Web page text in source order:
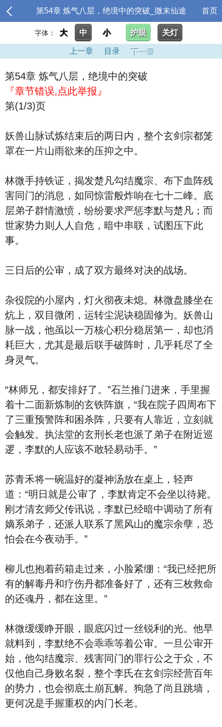
第54章 炼气八层，绝境中的突破_微末仙途 首页
字体： 大 中 小 护眼 关灯
上一章 目录 下一章
第54章 炼气八层，绝境中的突破
『章节错误,点此举报』
第(1/3)页
妖兽山脉试炼结束后的两日内，整个玄剑宗都笼
罩在一片山雨欲来的压抑之中。
林微手持铁证，揭发楚凡勾结魔宗、布下血阵残
害同门的消息，如同惊雷般炸响在七十二峰。底
层弟子群情激愤，纷纷要求严惩李默与楚凡；而
世家势力则人人自危，暗中串联，试图压下此
事。
三日后的公审，成了双方最终对决的战场。
杂役院的小屋内，灯火彻夜未熄。林微盘膝坐在
炕上，双目微闭，运转尘泥诀稳固修为。妖兽山
脉一战，他虽以一万核心积分稳居第一，却也消
耗巨大，尤其是最后联手破阵时，几乎耗尽了全
身灵气。
“林师兄，都安排好了。”石兰推门进来，手里握
着十二面新炼制的玄铁阵旗，“我在院子四周布下
了三重预警阵和困杀阵，只要有人靠近，立刻就
会触发。执法堂的玄刑长老也派了弟子在附近巡
逻，李默的人应该不敢轻易动手。”
苏青禾将一碗温好的凝神汤放在桌上，轻声
道：“明日就是公审了，李默肯定不会坐以待毙。
刚才清玄师父传讯说，李默已经暗中调动了所有
嫡系弟子，还派人联系了黑风山的魔宗余孽，恐
怕会在今夜动手。”
柳儿也抱着药箱走过来，小脸紧绷：“我已经把所
有的解毒丹和疗伤丹都准备好了，还有三枚救命
的还魂丹，都在这里。”
林微缓缓睁开眼，眼底闪过一丝锐利的光。他早
就料到，李默绝不会乖乖等着公审。一旦公审开
始，他勾结魔宗、残害同门的罪行公之于众，不
仅他自己身败名裂，整个李氏在玄剑宗经营百年
的势力，也会彻底土崩瓦解。狗急了尚且跳墙，
更何况是手握重权的内门长老。